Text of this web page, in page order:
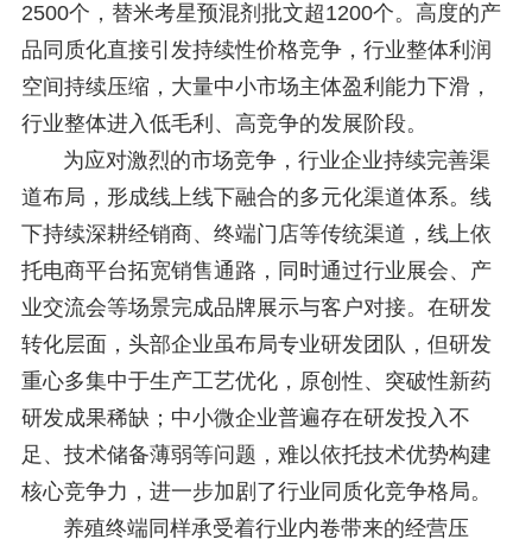
2500个，替米考星预混剂批文超1200个。高度的产
品同质化直接引发持续性价格竞争，行业整体利润
空间持续压缩，大量中小市场主体盈利能力下滑，
行业整体进入低毛利、高竞争的发展阶段。
为应对激烈的市场竞争，行业企业持续完善渠
道布局，形成线上线下融合的多元化渠道体系。线
下持续深耕经销商、终端门店等传统渠道，线上依
托电商平台拓宽销售通路，同时通过行业展会、产
业交流会等场景完成品牌展示与客户对接。在研发
转化层面，头部企业虽布局专业研发团队，但研发
重心多集中于生产工艺优化，原创性、突破性新药
研发成果稀缺；中小微企业普遍存在研发投入不
足、技术储备薄弱等问题，难以依托技术优势构建
核心竞争力，进一步加剧了行业同质化竞争格局。
养殖终端同样承受着行业内卷带来的经营压